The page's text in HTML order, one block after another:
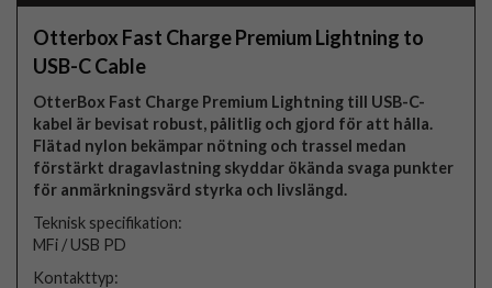
Otterbox Fast Charge Premium Lightning to
USB-C Cable
OtterBox Fast Charge Premium Lightning till USB-C-
kabel är bevisat robust, pålitlig och gjord för att hålla.
Flätad nylon bekämpar nötning och trassel medan
förstärkt dragavlastning skyddar ökända svaga punkter
för anmärkningsvärd styrka och livslängd.
Teknisk specifikation:
MFi / USB PD
Kontakttyp: